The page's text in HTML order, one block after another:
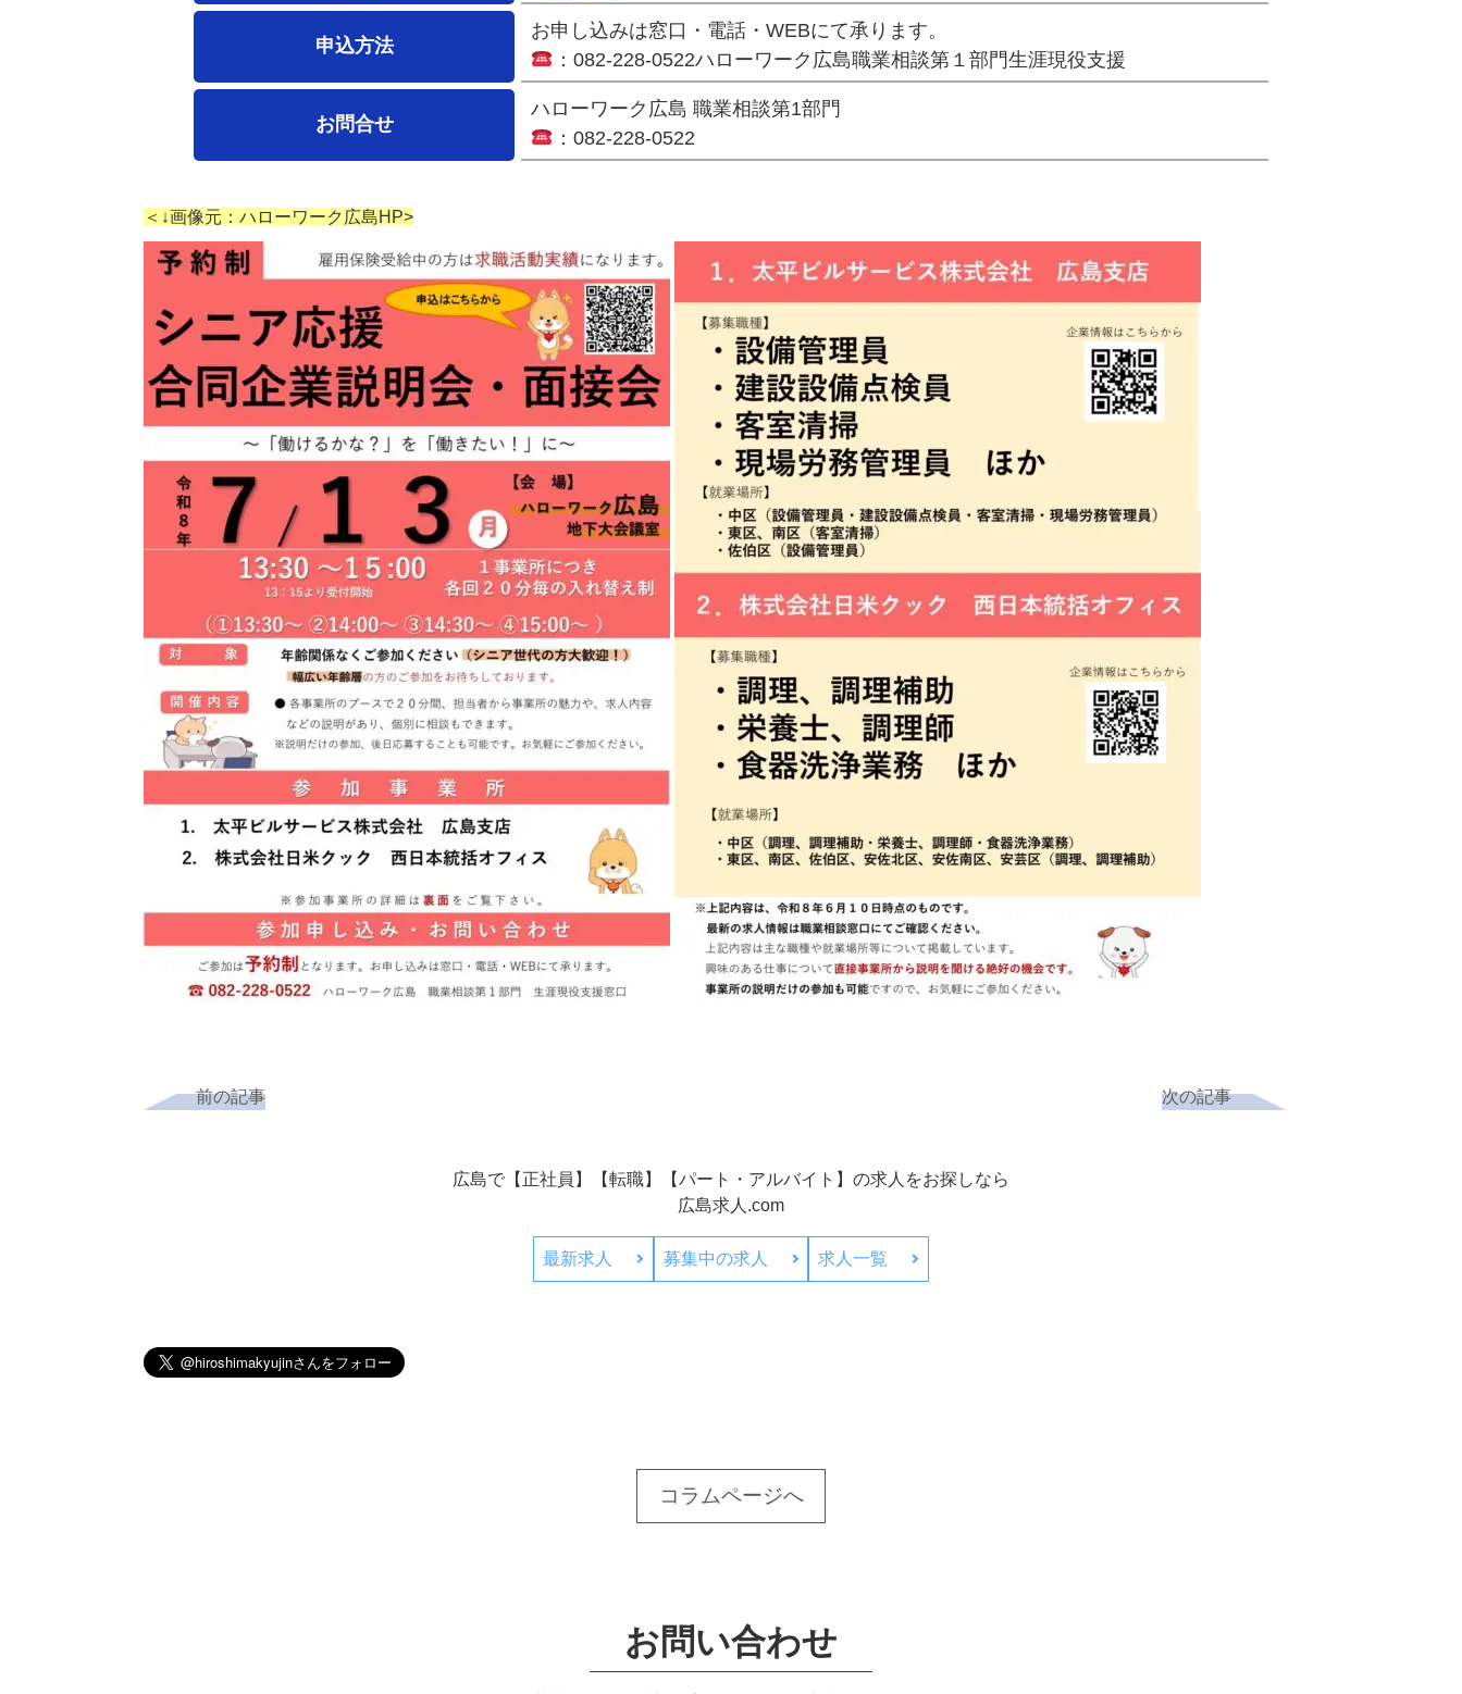
申込方法
お申し込みは窓口・電話・WEBにて承ります。
： 082-228-0522ハローワーク広島職業相談第１部門生涯現役支援
お問合せ
ハローワーク広島 職業相談第1部門
： 082-228-0522
＜↓画像元：ハローワーク広島HP>
前の記事 次の記事
広島で【正社員】【転職】【パート・アルバイト】の求人をお探しなら
広島求人.com
最新求人 募集中の求人 求人一覧
コラムページへ
お問い合わせ